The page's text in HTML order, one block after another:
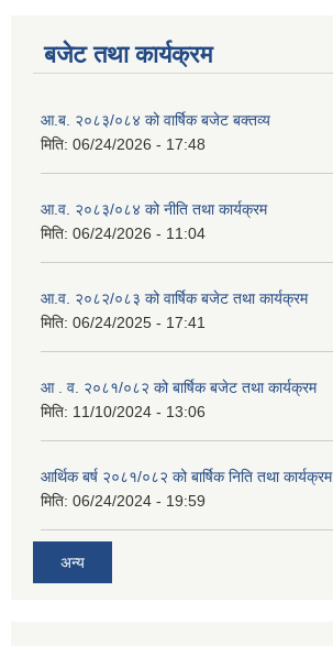
बजेट तथा कार्यक्रम
आ.ब. २०८३/०८४ को वार्षिक बजेट बक्तव्य
मिति: 06/24/2026 - 17:48
आ.व. २०८३/०८४ को नीति तथा कार्यक्रम
मिति: 06/24/2026 - 11:04
आ.व. २०८२/०८३ को वार्षिक बजेट तथा कार्यक्रम
मिति: 06/24/2025 - 17:41
आ . व. २०८१/०८२ को बार्षिक बजेट तथा कार्यक्रम
मिति: 11/10/2024 - 13:06
आर्थिक बर्ष २०८१/०८२ को बार्षिक निति तथा कार्यक्रम
मिति: 06/24/2024 - 19:59
अन्य